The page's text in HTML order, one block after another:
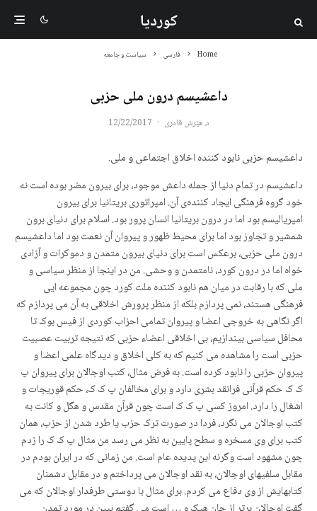
کوردیا
Home فارسی سیاست و جامعه
داعشیسم درون ملی حزبی
د. هێرش قادری ·
12/22/2017
داعشیسم حزبی نابود کننده اخلاق اجتماعی و ملی.
داعشیسم در تمام دنیا از جمله داعش موجود، برای بیرون مضر بوده است نه
خود گروه فرهنگی ایجاد کنندەی آن. امپراتوری بریتانیا برای بیرون
امپریالیسم بود اما در درون بریتانیا انسان پرور بود. اسلام برای دنیای برون
شمشیر و تجاوز بود اما برای محیط ظهور و پیروان آن نعمت بود اما داعشیسم
درون ملی حزبی، برعکس است برای دنیای بیرون متمدن و دموکرات و آزادی
خواه اما در درون کورد، نامتمدن و وحشی. من در اینجا از منظر سیاسی و
ملی که با رقابت در میان هم نابود کننده ملت کورد چون مجموعه ایی
فرهنگی هستند، نمی پردازم بلکه از منظر پرورش اخلاقی به آن می پردازم که
اگر نگاهی به خروجی اعضا و پیروان تمامی احزاب کوردی از فیس بوک تا
محافل سیاسی بیندازیم، بی اخلاقی اعضاء حزبی که نتیجه تربیت عصبیت
حزبی است را مشاهده می کنیم که به کلی اخلاق و دیدگاه علمی اعضا و
پیروان حزبی را نابود کرده است. به فرض مثال، کتب اوجالان برای پیروان پ
ک ک حکم قرآنی فرانقد بشری دارد و برای مخالفان پ ک ک، حکم قوریجات و
اشغال را دارد. امروز کسی پ ک ک است چون قرآن مقدس و هگل و کانت به
کتب اوجالان می نگرد، فردا در صورت ترک حزب یا طرد شدن از حزب، همان
کتب برای وی مسخره و سطح پایین به نظر می رسد من مثال پ ک ک را زدم
چون مشهود است وگرنه این پدیده عام است. من زمانی که در ایران بودم در
مقابل سلفیهای اوجالان، به نقد اوجالان می پرداختم و در مقابل دشمنان
کتابهایش از وی دفاع می کردم. برای مثال با دوستی طرفدار اوجالان که می